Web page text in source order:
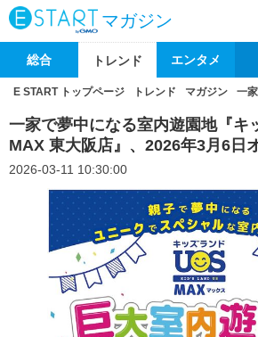
マガジン
総合 トレンド エンタメ
E START トップページ トレンド マガジン 一
一家で夢中になる室内遊園地『キ
MAX 東大阪店』、2026年3月6日
2026-03-11 10:30:00